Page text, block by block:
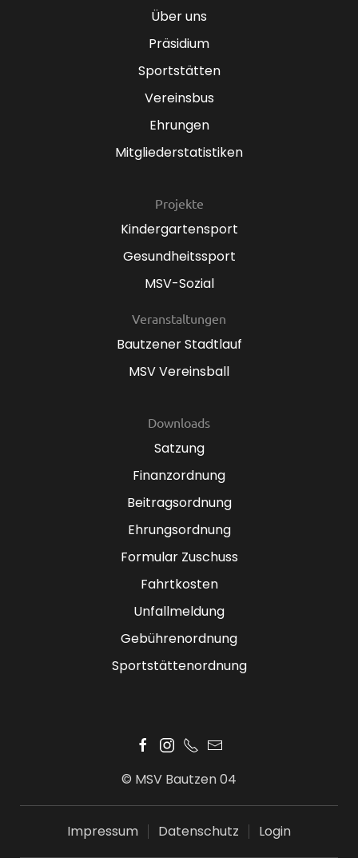
Über uns
Präsidium
Sportstätten
Vereinsbus
Ehrungen
Mitgliederstatistiken
Projekte
Kindergartensport
Gesundheitssport
MSV-Sozial
Veranstaltungen
Bautzener Stadtlauf
MSV Vereinsball
Downloads
Satzung
Finanzordnung
Beitragsordnung
Ehrungsordnung
Formular Zuschuss
Fahrtkosten
Unfallmeldung
Gebührenordnung
Sportstättenordnung
© MSV Bautzen 04
Impressum Datenschutz Login